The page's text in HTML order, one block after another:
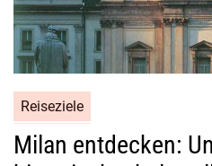
d
l
o
k
e
Reiseziele
Milan entdecken: